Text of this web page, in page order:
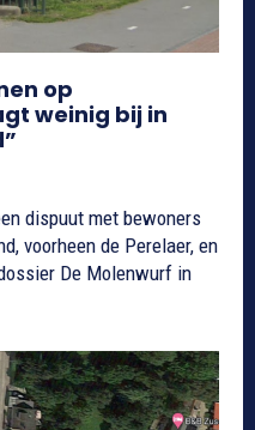
op
weinig bij in
dispuut met bewoners
voorheen de Perelaer, en
De Molenwurf in